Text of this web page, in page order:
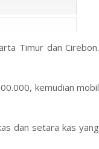
Timur dan Cirebon.
kemudian mobil
dan setara kas yang